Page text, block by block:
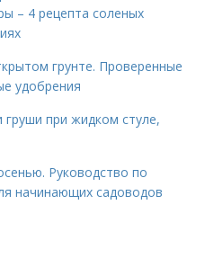
– 4 рецепта соленых
грунте. Проверенные
удобрения
груши при жидком стуле,
Руководство по
начинающих садоводов